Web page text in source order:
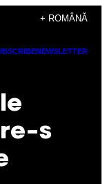
+ ROMÂNĂ
NEWSLETTER
s